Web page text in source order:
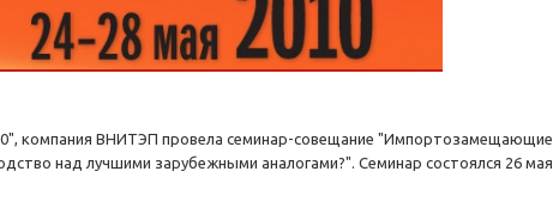
компания ВНИТЭП провела семинар-совещание "Импортозамещающие
над лучшими зарубежными аналогами?". Семинар состоялся 26 мая